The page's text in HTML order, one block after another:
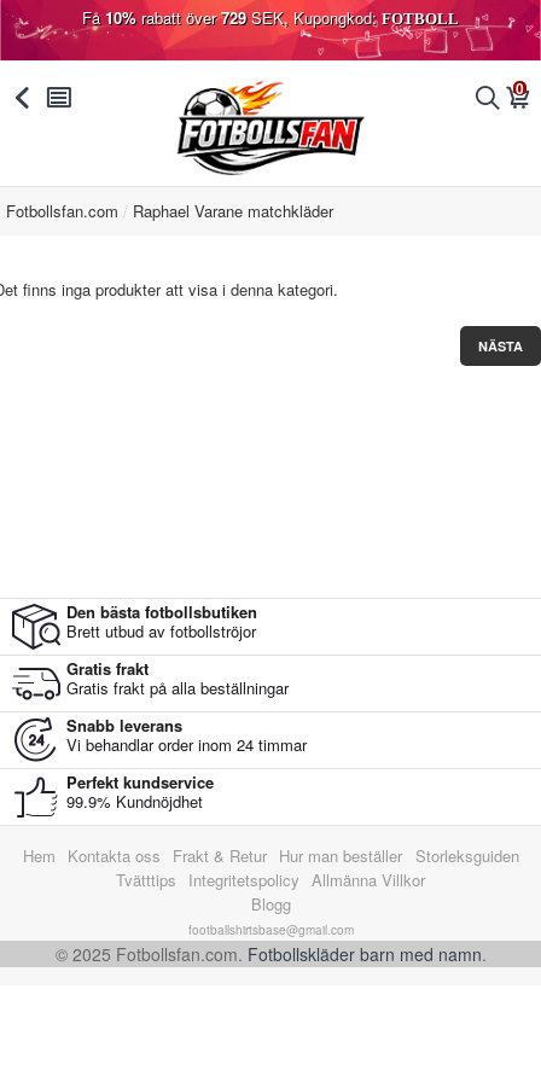
Få10%rabatt över729SEK, Kupongkod: FOTBOLL
󰅯 󰂩 󰂨 0
󰃦
Fotbollsfan.com Raphael Varane matchkläder
finns inga produkter att visa i denna kategori.
NÄSTA
Den bästa fotbollsbutiken
Brett utbud av fotbollströjor
Gratis frakt
Gratis frakt på alla beställningar
Snabb leverans
Vi behandlar order inom 24 timmar
Perfekt kundservice
99.9% Kundnöjdhet
Hem Kontakta oss Frakt & Retur Hur man beställer
Storleksguiden
Tvätttips
Integritetspolicy Allmänna Villkor
Blogg
footballshirtsbase@gmail.com
© 2025 Fotbollsfan.com. Fotbollskläder barn med namn.